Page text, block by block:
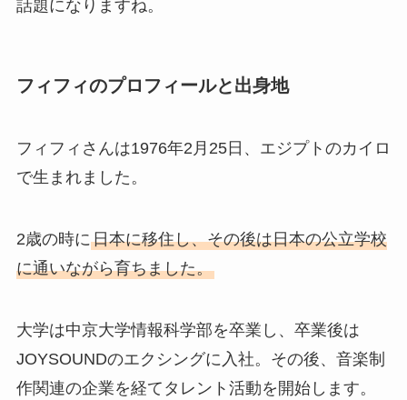
話題になりますね。
フィフィのプロフィールと出身地
フィフィさんは1976年2月25日、エジプトのカイロ
で生まれました。
2歳の時に日本に移住し、その後は日本の公立学校
に通いながら育ちました。
大学は中京大学情報科学部を卒業し、卒業後は
JOYSOUNDのエクシングに入社。その後、音楽制
作関連の企業を経てタレント活動を開始します。